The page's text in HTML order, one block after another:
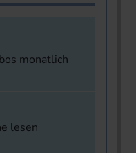
monatlich
lesen